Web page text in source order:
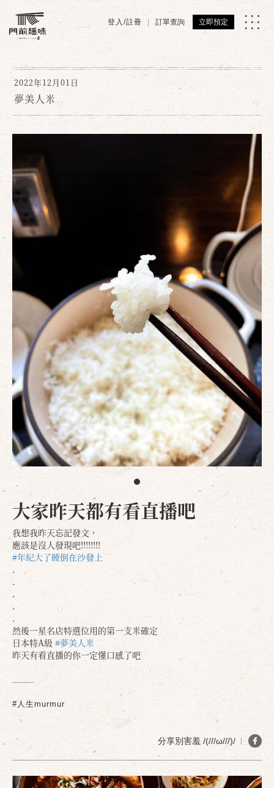
登入/註冊 訂單查詢 立即預定
2022年12月01日
夢美人米
大家昨天都有看直播吧
我想我昨天忘記發文，
應該是沒人發現吧!!!!!!!!
#年紀大了睡倒在沙發上
.
.
.
.
.
然後一星名店特選位用的第一支米確定
日本特A級 #夢美人米
昨天有看直播的你一定懂口感了吧
#人生murmur
分享別害羞 /(///ω///)/